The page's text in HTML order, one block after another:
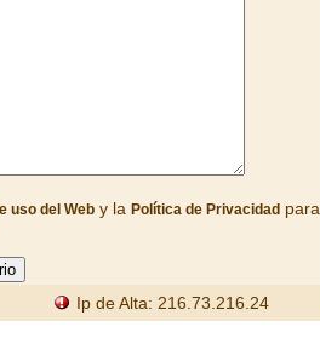
uso del Weby la Política de Privacidadpara
Ip de Alta: 216.73.216.24